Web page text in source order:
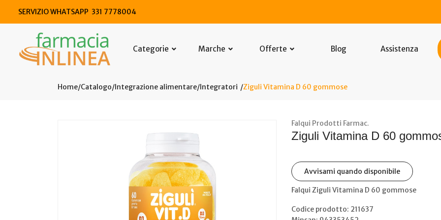
SERVIZIO WHATSAPP 331 7778004
Categorie Marche Offerte Blog Assistenza
Home Catalogo/Integrazione alimentare/Integratori Ziguli Vitamina D 60 gommose
Falqui Prodotti Farmac.
Ziguli Vitamina D 60
Avvisami quando disponibile
Falqui Ziguli Vitamina D 60 gommose
Codice prodotto: 211637